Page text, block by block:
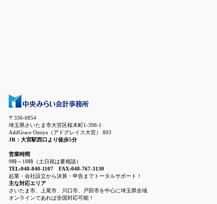
〒330-0854
埼玉県さいたま市大宮区桜木町1-398-1
AddGrace Omiya（アドグレイス大宮） 803
JR：大宮駅西口より徒歩5分
営業時間
9時～18時（土日祝は要相談）
TEL:048-840-1107 FAX:048-767-3130
起業・会社設立から決算・申告までトータルサポート！
主な対応エリア
さいたま市、上尾市、川口市、戸田市を中心に埼玉県全域
オンラインであれば全国対応可能！